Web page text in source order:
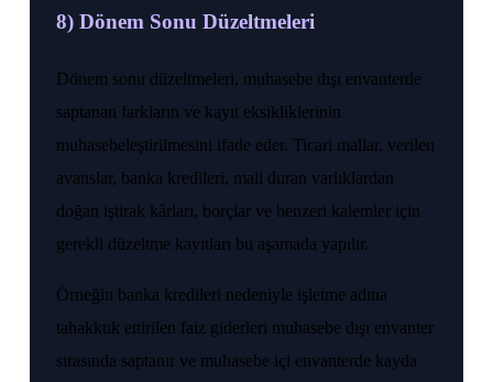
8) Dönem Sonu Düzeltmeleri
Dönem sonu düzeltmeleri, muhasebe dışı envanterde
saptanan farkların ve kayıt eksikliklerinin
muhasebeleştirilmesini ifade eder. Ticari mallar, verilen
avanslar, banka kredileri, mali duran varlıklardan
doğan iştirak kârları, borçlar ve benzeri kalemler için
gerekli düzeltme kayıtları bu aşamada yapılır.
Örneğin banka kredileri nedeniyle işletme adına
tahakkuk ettirilen faiz giderleri muhasebe dışı envanter
sırasında saptanır ve muhasebe içi envanterde kayda